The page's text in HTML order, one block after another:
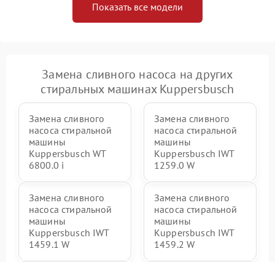
Показать все модели
Замена сливного насоса на других
стиральных машинах Kuppersbusch
Замена сливного
насоса стиральной
машины
Kuppersbusch WT
6800.0 i
Замена сливного
насоса стиральной
машины
Kuppersbusch IWT
1259.0 W
Замена сливного
насоса стиральной
машины
Kuppersbusch IWT
1459.1 W
Замена сливного
насоса стиральной
машины
Kuppersbusch IWT
1459.2 W